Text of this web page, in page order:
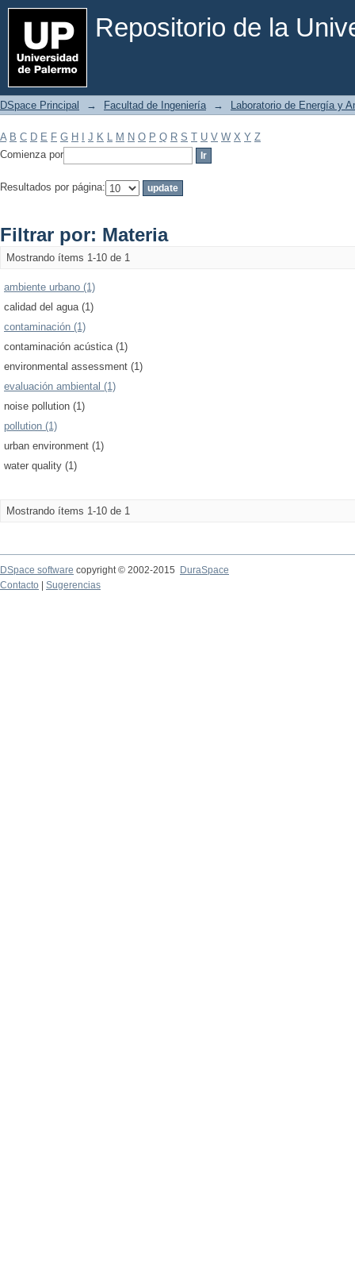
Repositorio de la
Filtrar por: Materia
DSpace Principal → Facultad de Ingeniería → Laboratorio de Energía y
A B C D E F G H J K L M N O P Q R S T U V W X Y Z
Comienza por
Resultados por página:
Filtrar por: Materia
Mostrando ítems 1-10 de 1
ambiente urbano (1)
calidad del agua (1)
contaminación (1)
contaminación acústica (1)
environmental assessment (1)
evaluación ambiental (1)
noise pollution (1)
pollution (1)
urban environment (1)
water quality (1)
Mostrando ítems 1-10 de 1
DSpace software copyright © 2002-2015
DuraSpace
Contacto
Sugerencias